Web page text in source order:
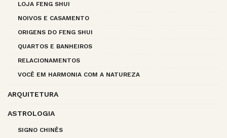
LOJA FENG SHUI
NOIVOS E CASAMENTO
ORIGENS DO FENG SHUI
QUARTOS E BANHEIROS
RELACIONAMENTOS
VOCÊ EM HARMONIA COM A NATUREZA
ARQUITETURA
ASTROLOGIA
SIGNO CHINÊS